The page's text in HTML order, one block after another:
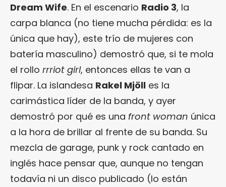
Dream Wife. En el escenario Radio 3, la
carpa blanca (no tiene mucha pérdida: es la
única que hay), este trío de mujeres con
batería masculino) demostró que, si te mola
el rollo rrriot girl, entonces ellas te van a
flipar. La islandesa Rakel Mjöll es la
carimástica líder de la banda, y ayer
demostró por qué es una front woman única
a la hora de brillar al frente de su banda. Su
mezcla de garage, punk y rock cantado en
inglés hace pensar que, aunque no tengan
todavía ni un disco publicado (lo están